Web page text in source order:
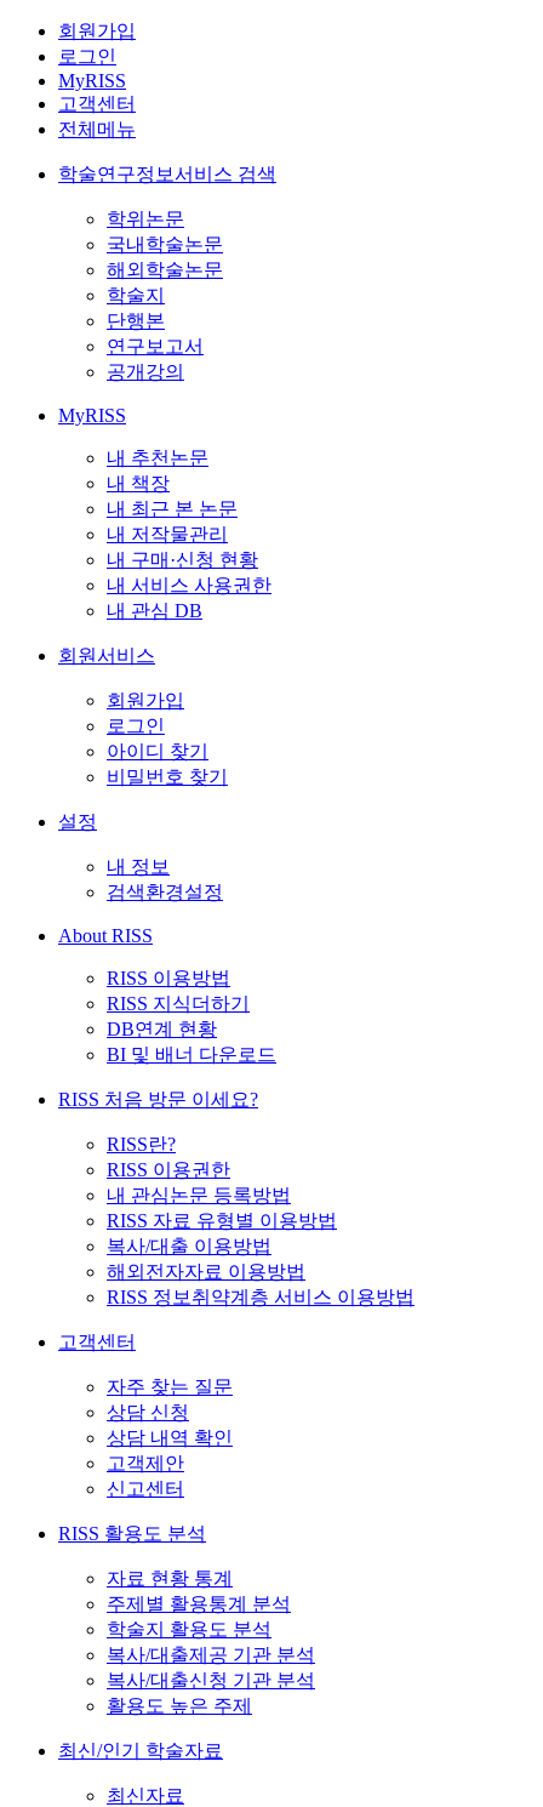
회원가입
로그인
MyRISS
고객센터
전체메뉴
학술연구정보서비스 검색
학위논문
국내학술논문
해외학술논문
학술지
단행본
연구보고서
공개강의
MyRISS
내 추천논문
내 책장
내 최근 본 논문
내 저작물관리
내 구매·신청 현황
내 서비스 사용권한
내 관심 DB
회원서비스
회원가입
로그인
아이디 찾기
비밀번호 찾기
설정
내 정보
검색환경설정
About RISS
RISS 이용방법
RISS 지식더하기
DB연계 현황
BI 및 배너 다운로드
RISS 처음 방문 이세요?
RISS란?
RISS 이용권한
내 관심논문 등록방법
RISS 자료 유형별 이용방법
복사/대출 이용방법
해외전자자료 이용방법
RISS 정보취약계층 서비스 이용방법
고객센터
자주 찾는 질문
상담 신청
상담 내역 확인
고객제안
신고센터
RISS 활용도 분석
자료 현황 통계
주제별 활용통계 분석
학술지 활용도 분석
복사/대출제공 기관 분석
복사/대출신청 기관 분석
활용도 높은 주제
최신/인기 학술자료
최신자료